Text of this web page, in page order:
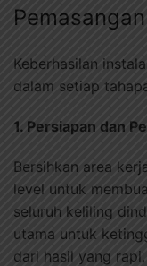
Keberhasilan
dalam setiap
1. Persiapan dan
Bersihkan area
level untuk
seluruh keliling
utama untuk
dari hasil yang rapi.